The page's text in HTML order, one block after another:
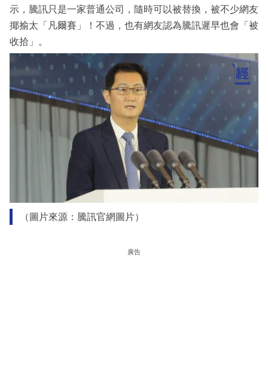
示，騰訊只是一家普通公司，隨時可以被替換，被不少網友
揶揄太「凡爾賽」！不過，也有網友認為騰訊遲早也會「被
收拾」。
（圖片來源：騰訊官網圖片）
廣告